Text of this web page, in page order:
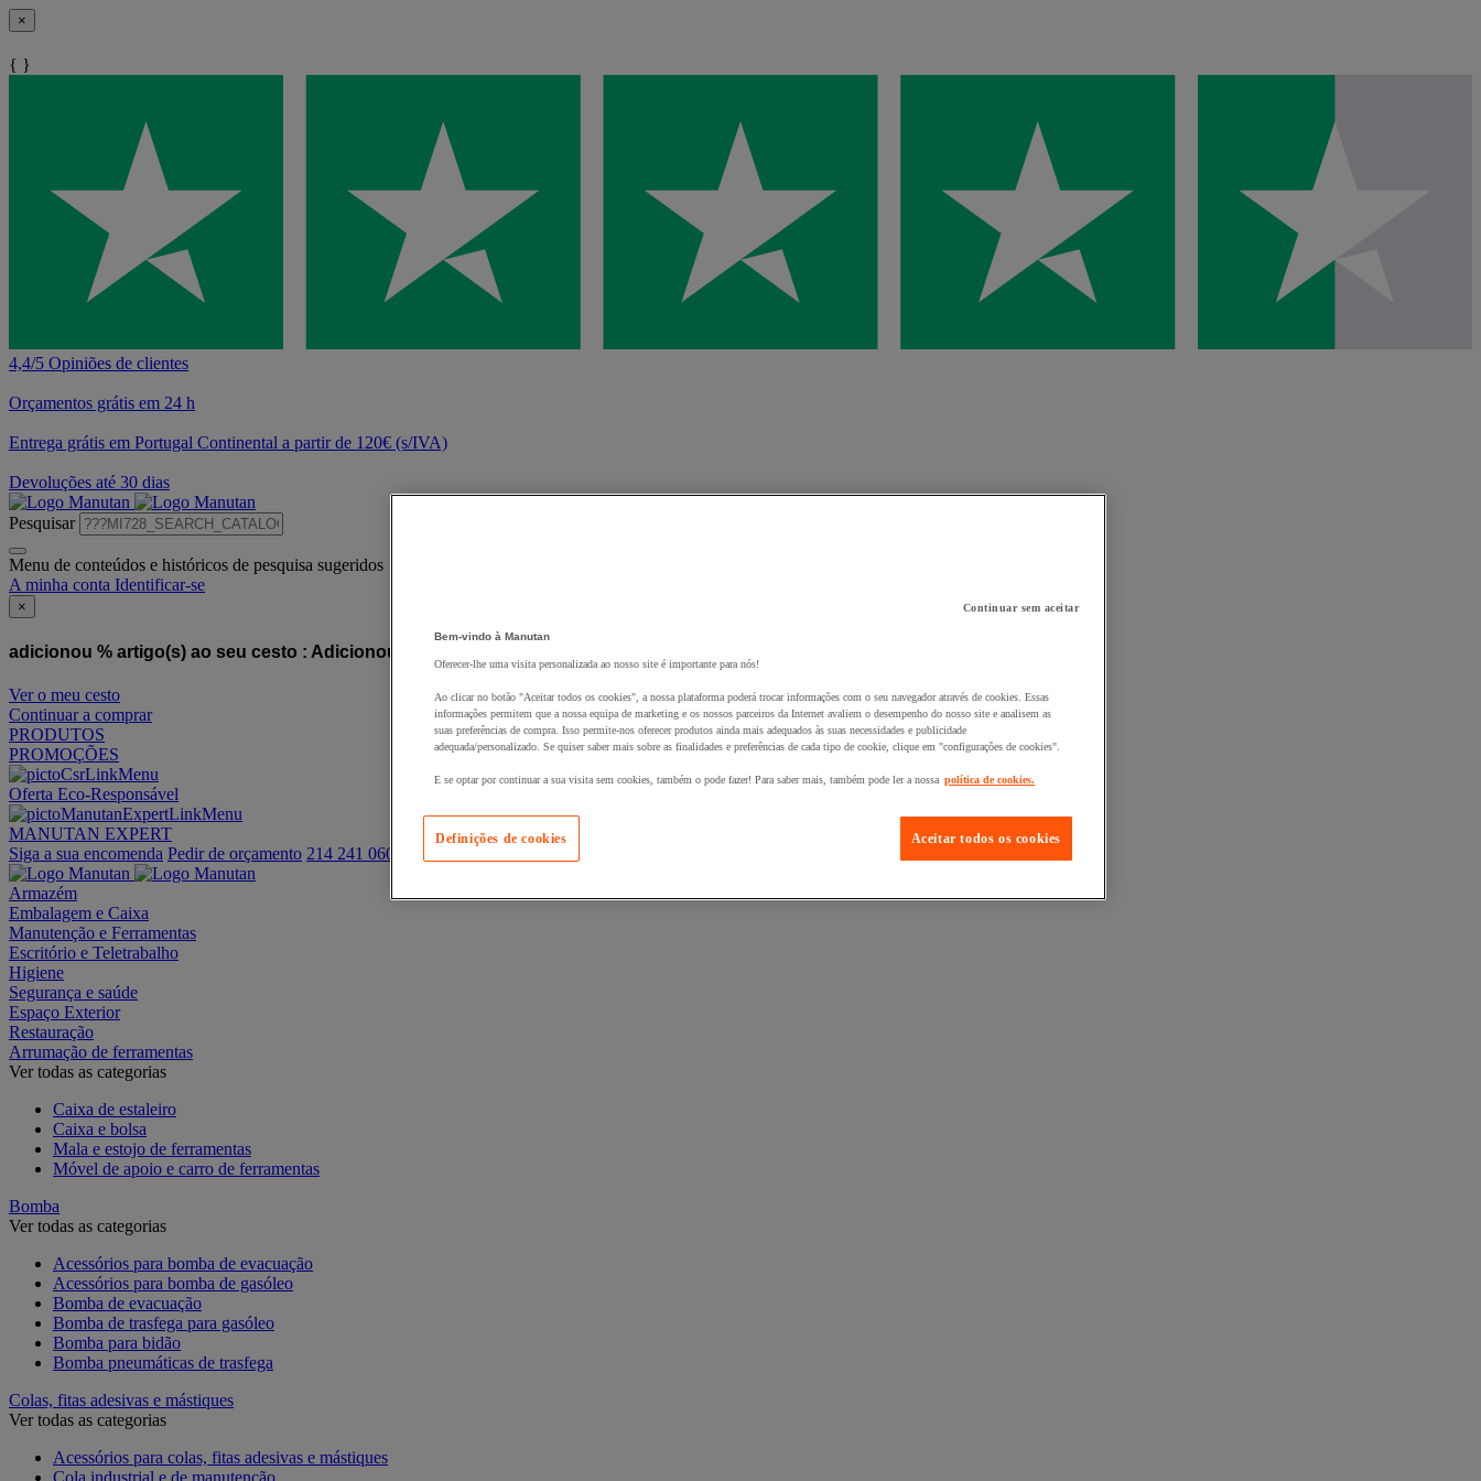
×
{ }
4,4/5 Opiniões de clientes
Orçamentos grátis em 24 h
Entrega grátis em Portugal Continental a partir de 120€ (s/IVA)
Devoluções até 30 dias
Pesquisar
Menu de conteúdos e históricos de pesquisa sugeridos
A minha conta Identificar-se
×
adicionou % artigo(s) ao seu cesto : Adicionou este artigo ao seu cesto :
Ver o meu cesto
Continuar a comprar
PRODUTOS
PROMOÇÕES
Oferta Eco-Responsável
MANUTAN EXPERT
Siga a sua encomenda Pedir de orçamento 214 241 060
Armazém
Embalagem e Caixa
Manutenção e Ferramentas
Escritório e Teletrabalho
Higiene
Segurança e saúde
Espaço Exterior
Restauração
Arrumação de ferramentas
Ver todas as categorias
Caixa de estaleiro
Caixa e bolsa
Mala e estojo de ferramentas
Móvel de apoio e carro de ferramentas
Bomba
Ver todas as categorias
Acessórios para bomba de evacuação
Acessórios para bomba de gasóleo
Bomba de evacuação
Bomba de trasfega para gasóleo
Bomba para bidão
Bomba pneumáticas de trasfega
Colas, fitas adesivas e mástiques
Ver todas as categorias
Acessórios para colas, fitas adesivas e mástiques
Cola industrial e de manutenção
Continuar sem aceitar
Bem-vindo à Manutan
Oferecer-lhe uma visita personalizada ao nosso site é importante para nós!
Ao clicar no botão "Aceitar todos os cookies", a nossa plataforma poderá trocar informações com o seu navegador através de cookies. Essas
informações permitem que a nossa equipa de marketing e os nossos parceiros da Internet avaliem o desempenho do nosso site e analisem as
suas preferências de compra. Isso permite-nos oferecer produtos ainda mais adequados às suas necessidades e publicidade
adequada/personalizado. Se quiser saber mais sobre as finalidades e preferências de cada tipo de cookie, clique em "configurações de cookies".
E se optar por continuar a sua visita sem cookies, também o pode fazer! Para saber mais, também pode ler a nossa política de cookies.
Aceitar todos os cookies
Definições de cookies